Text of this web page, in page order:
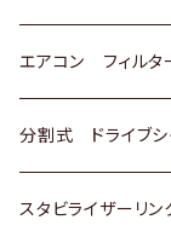
スバル
マツダ
三菱
スバル
三菱
スバル
スズキ
日産
いすゞ
トヨタ
ホンダ
スズキ
エアコン フィルタ
トヨタ
ホンダ
分割式 ドライブシ
トヨタ
スタビライザーリン